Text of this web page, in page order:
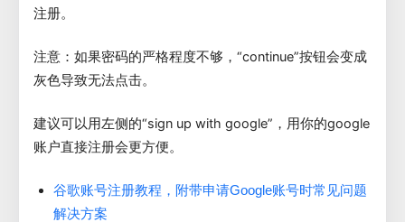
注册。
注意：如果密码的严格程度不够，“continue”按钮会变成
灰色导致无法点击。
建议可以用左侧的“sign up with google”，用你的google
账户直接注册会更方便。
谷歌账号注册教程，附带申请Google账号时常见问题
解决方案